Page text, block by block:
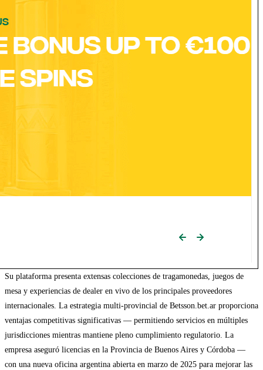
Su plataforma presenta extensas colecciones de tragamonedas, juegos de
mesa y experiencias de dealer en vivo de los principales proveedores
internacionales. La estrategia multi-provincial de Betsson.bet.ar proporciona
ventajas competitivas significativas — permitiendo servicios en múltiples
jurisdicciones mientras mantiene pleno cumplimiento regulatorio. La
empresa aseguró licencias en la Provincia de Buenos Aires y Córdoba —
con una nueva oficina argentina abierta en marzo de 2025 para mejorar las